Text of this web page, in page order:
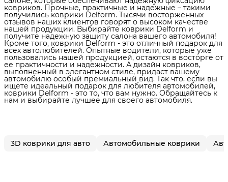
ковриков. Прочные, практичные и надежные – такими
получились коврики Delform. Тысячи восторженных
отзывов наших клиентов говорят о высоком качестве
нашей продукции. Выбирайте коврики Delform и
получите надежную защиту салона вашего автомобиля!
Кроме того, коврики Delform - это отличный подарок для
всех автолюбителей. Опытные водители, которые уже
пользовались нашей продукцией, остаются в восторге от
ее практичности и надежности. А дизайн ковриков,
выполненный в элегантном стиле, придаст вашему
автомобилю особый премиальный вид. Так что, если вы
ищете идеальный подарок для любителя автомобилей,
коврики Delform - это то, что вам нужно. Обращайтесь к
нам и выбирайте лучшее для своего автомобиля.
3D коврики для авто Автомобильные коврики